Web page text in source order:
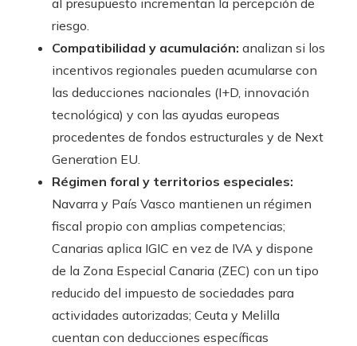
riesgo.
Compatibilidad y acumulación: analizan si los
incentivos regionales pueden acumularse con
las deducciones nacionales (I+D, innovación
tecnológica) y con las ayudas europeas
procedentes de fondos estructurales y de Next
Generation EU.
Régimen foral y territorios especiales:
Navarra y País Vasco mantienen un régimen
fiscal propio con amplias competencias;
Canarias aplica IGIC en vez de IVA y dispone
de la Zona Especial Canaria (ZEC) con un tipo
reducido del impuesto de sociedades para
actividades autorizadas; Ceuta y Melilla
cuentan con deducciones específicas